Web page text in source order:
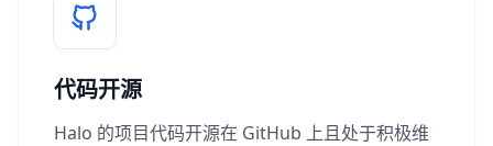
代码开源
Halo 的项目代码开源在 GitHub 上且处于积极维